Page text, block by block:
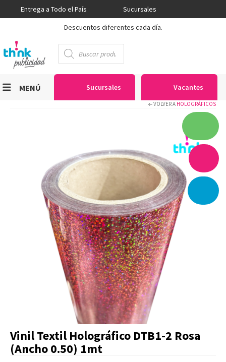
Entrega a Todo el País
Sucursales
Descuentos diferentes cada día.
Búsqueda
de
productos
Sucursales Vacantes
MENÚ
Serigrafía
Gran Formato
Textiles
Equipos
Seguridad
Artículos Varios
Catálogos
Facturación
Listas de Precios
VOLVER A HOLOGRÁFICOS
Vinil Textil Holográfico DTB1-2 Rosa
(Ancho 0.50) 1mt